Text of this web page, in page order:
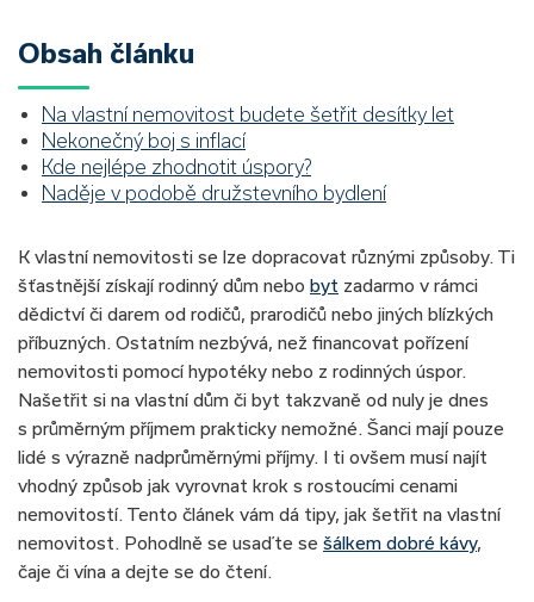
Obsah článku
Na vlastní nemovitost budete šetřit desítky let
Nekonečný boj s inflací
Kde nejlépe zhodnotit úspory?
Naděje v podobě družstevního bydlení
K vlastní nemovitosti se lze dopracovat různými způsoby. Ti
šťastnější získají rodinný dům nebo byt zadarmo v rámci
dědictví či darem od rodičů, prarodičů nebo jiných blízkých
příbuzných. Ostatním nezbývá, než financovat pořízení
nemovitosti pomocí hypotéky nebo z rodinných úspor.
Našetřit si na vlastní dům či byt takzvaně od nuly je dnes
s průměrným příjmem prakticky nemožné. Šanci mají pouze
lidé s výrazně nadprůměrnými příjmy. I ti ovšem musí najít
vhodný způsob jak vyrovnat krok s rostoucími cenami
nemovitostí. Tento článek vám dá tipy, jak šetřit na vlastní
nemovitost. Pohodlně se usaďte se šálkem dobré kávy,
čaje či vína a dejte se do čtení.